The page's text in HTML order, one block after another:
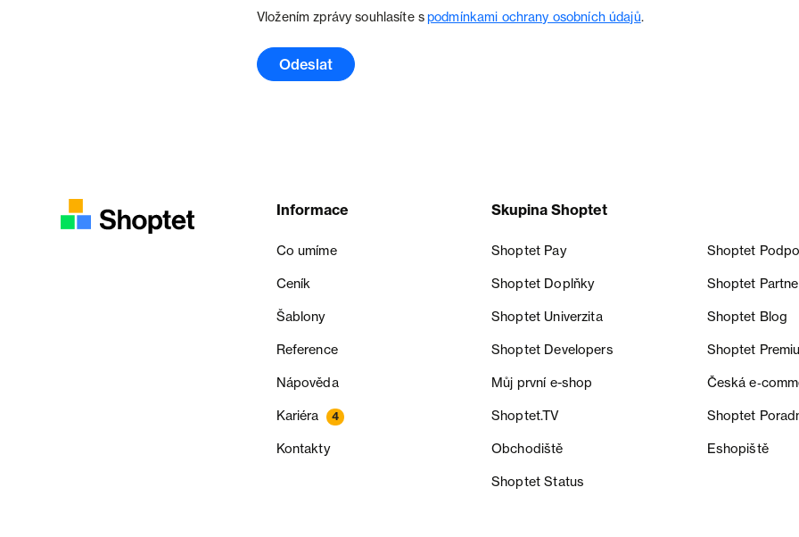
Vložením zprávy souhlasíte spodmínkami ochrany osobních údajů.
Odeslat
Informace
Co umíme
Ceník
Šablony
Reference
Nápověda
Kariéra 4
Kontakty
Skupina Shoptet
Shoptet Pay Shoptet
Shoptet Doplňky Shoptet
Shoptet Univerzita Shoptet Blog
Shoptet Developers Shoptet
Můj první e-shop Česká
Shoptet.TV Shoptet
Obchodiště Eshopiště
Shoptet Status